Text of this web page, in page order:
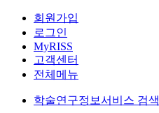
회원가입
로그인
MyRISS
고객센터
전체메뉴
학술연구정보서비스 검색